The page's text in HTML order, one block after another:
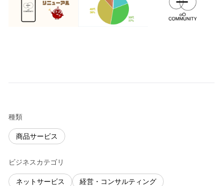
種類
商品サービス
ビジネスカテゴリ
ネットサービス 経営・コンサルティング